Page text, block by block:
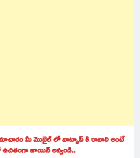
సమాచారం మీ మొబైల్ లో వాట్సాప్ కి రావాలి అంటే
ఉచితంగా జాయిన్ అవ్వండి..